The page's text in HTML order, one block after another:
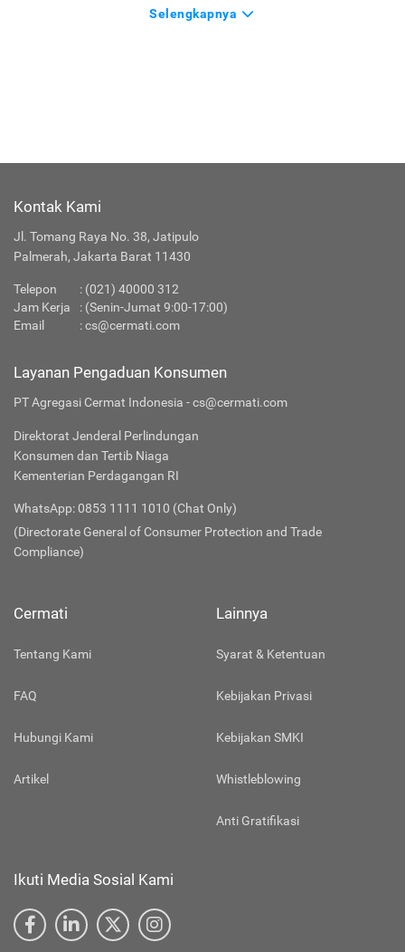
Selengkapnya
Kontak Kami
Jl. Tomang Raya No. 38, Jatipulo
Palmerah, Jakarta Barat 11430
Telepon : (021) 40000 312
Jam Kerja
: (Senin-Jumat 9:00-17:00)
Email
:cs@cermati.com
Layanan Pengaduan Konsumen
PT Agregasi Cermat Indonesia - cs@cermati.com
Direktorat Jenderal Perlindungan
Konsumen dan Tertib Niaga
Kementerian Perdagangan RI
WhatsApp: 0853 1111 1010 (Chat Only)
(Directorate General of Consumer Protection and Trade
Compliance)
Cermati
Tentang Kami
FAQ
Hubungi Kami
Artikel
Lainnya
Syarat & Ketentuan
Kebijakan Privasi
Kebijakan SMKI
Whistleblowing
Anti Gratifikasi
Ikuti Media Sosial Kami